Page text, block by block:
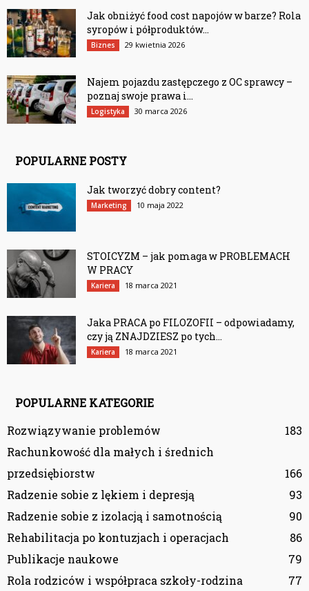
Jak obniżyć food cost napojów w barze? Rola
syropów i półproduktów...
Biznes 29 kwietnia 2026
Najem pojazdu zastępczego z OC sprawcy –
poznaj swoje prawa i...
Logistyka 30 marca 2026
POPULARNE POSTY
Jak tworzyć dobry content?
Marketing 10 maja 2022
STOICYZM – jak pomaga w PROBLEMACH
W PRACY
Kariera 18 marca 2021
Jaka PRACA po FILOZOFII – odpowiadamy,
czy ją ZNAJDZIESZ po tych...
Kariera 18 marca 2021
POPULARNE KATEGORIE
Rozwiązywanie problemów
183
Rachunkowość dla małych i średnich
przedsiębiorstw
166
Radzenie sobie z lękiem i depresją
93
Radzenie sobie z izolacją i samotnością
90
Rehabilitacja po kontuzjach i operacjach
86
Publikacje naukowe
79
Rola rodziców i współpraca szkoły-rodzina
77